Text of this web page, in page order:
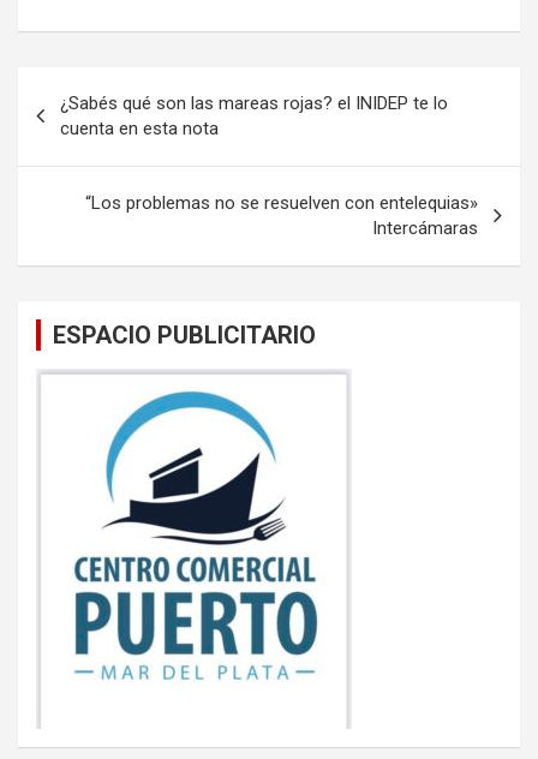
ce
b
o
o
k
tt
er
ail at
A
p
p
de
entradas
¿Sabés qué son las mareas rojas? el INIDEP te lo
cuenta en esta nota
“Los problemas no se resuelven con entelequias»
Intercámaras
ESPACIO PUBLICITARIO